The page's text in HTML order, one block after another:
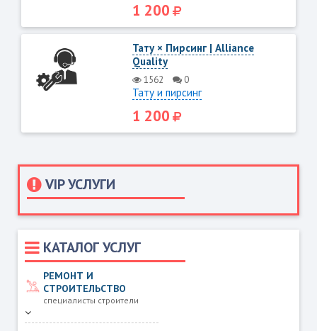
VIP УСЛУГИ
КАТАЛОГ УСЛУГ
РЕМОНТ И
СТРОИТЕЛЬСТВО
специалисты строители
1 200
Тату × Пирсинг | Alliance
Quality
1562 0
Тату и пирсинг
1 200